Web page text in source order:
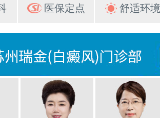
医保定点 舒适环境